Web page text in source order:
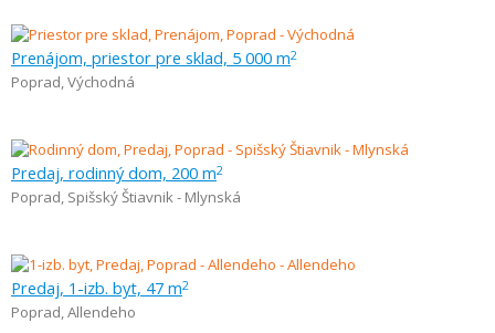
Prenájom, priestor pre sklad, 5 000 m2
Poprad,Východná
Predaj, rodinný dom, 200 m2
Poprad, Spišský Štiavnik - Mlynská
Predaj, 1-izb. byt, 47 m2
Poprad,Allendeho